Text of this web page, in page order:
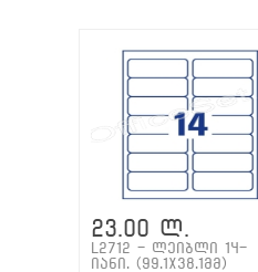
23.00 ლ.
L2712 - ლეიბლი 14-
იანი. (99.1x38.1მმ)